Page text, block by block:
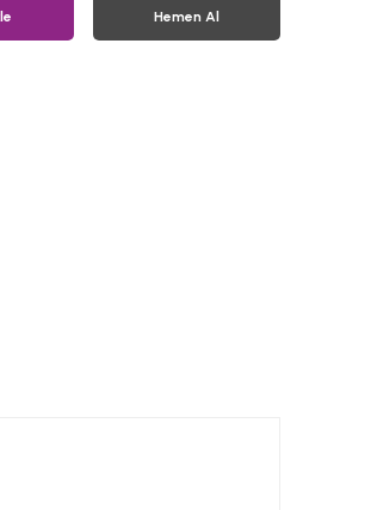
Hemen Al